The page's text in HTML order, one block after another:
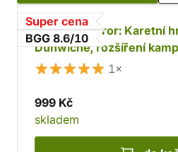
Super cena
BGG 8.6/10
Arkham Horror: Karetní
Dunwiche, rozšíření
1×
999 Kč
skladem